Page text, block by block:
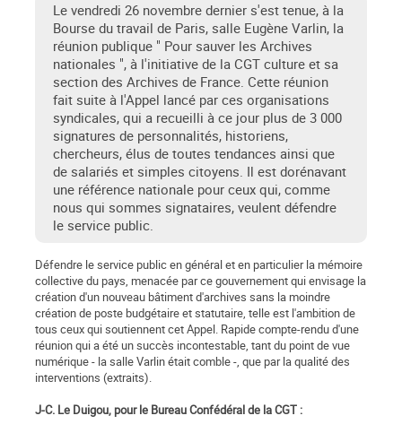
Le vendredi 26 novembre dernier s'est tenue, à la
Bourse du travail de Paris, salle Eugène Varlin, la
réunion publique " Pour sauver les Archives
nationales ", à l'initiative de la CGT culture et sa
section des Archives de France. Cette réunion
fait suite à l'Appel lancé par ces organisations
syndicales, qui a recueilli à ce jour plus de 3 000
signatures de personnalités, historiens,
chercheurs, élus de toutes tendances ainsi que
de salariés et simples citoyens. Il est dorénavant
une référence nationale pour ceux qui, comme
nous qui sommes signataires, veulent défendre
le service public.
Défendre le service public en général et en particulier la mémoire
collective du pays, menacée par ce gouvernement qui envisage la
création d'un nouveau bâtiment d'archives sans la moindre
création de poste budgétaire et statutaire, telle est l'ambition de
tous ceux qui soutiennent cet Appel. Rapide compte-rendu d'une
réunion qui a été un succès incontestable, tant du point de vue
numérique - la salle Varlin était comble -, que par la qualité des
interventions (extraits).
J-C. Le Duigou, pour le Bureau Confédéral de la CGT :